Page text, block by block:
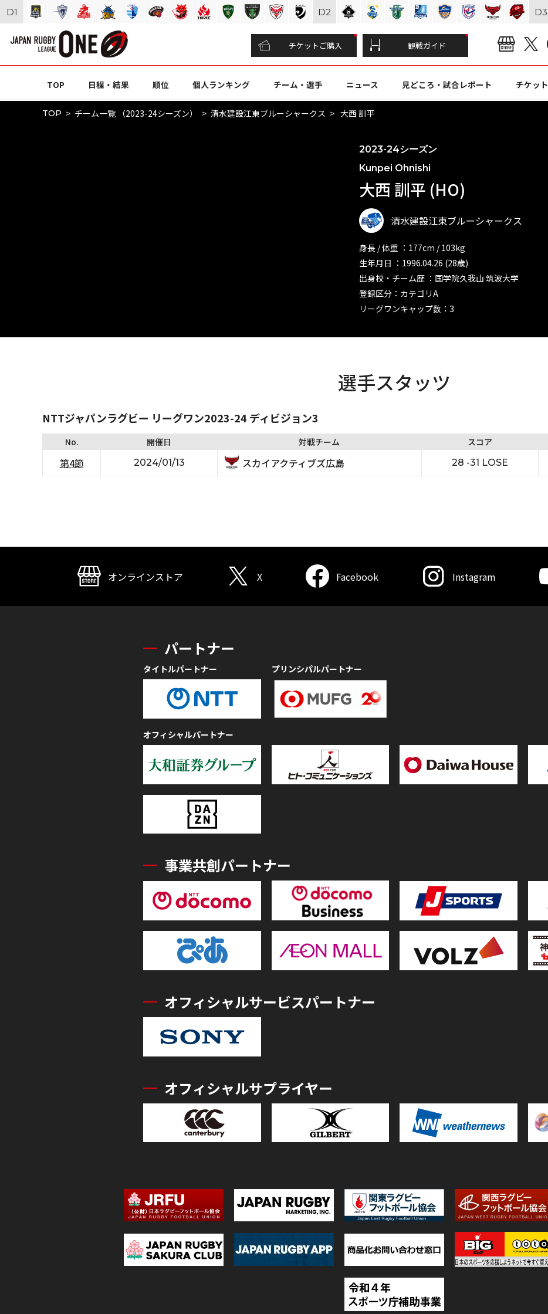
チケットご購入 観戦ガイド
TOP 日程・結果 順位 個人ランキング チーム・選手 ニュース 見どころ・試合レポート チケット
TOP チーム一覧 （2023-24シーズン） 清水建設江東ブルーシャークス 大西 訓平
2023-24シーズン
Kunpei Ohnishi
大西 訓平 (HO)
清水建設江東ブルーシャークス
身長 / 体重 ：177cm / 103kg
生年月日 ：1996.04.26 (28歳)
出身校・チーム歴 ：国学院久我山 筑波大学
登録区分：カテゴリA
リーグワンキャップ数：3
選手スタッツ
NTTジャパンラグビー リーグワン2023-24 ディビジョン3
No. 開催日 対戦チーム スコア
第4節 2024/01/13 スカイアクティブズ広島 28 -31 LOSE
D1 D2 D3
オンラインストア X Facebook Instagram
パートナー
タイトルパートナー プリンシパルパートナー
オフィシャルパートナー
事業共創パートナー
オフィシャルサービスパートナー
オフィシャルサプライヤー